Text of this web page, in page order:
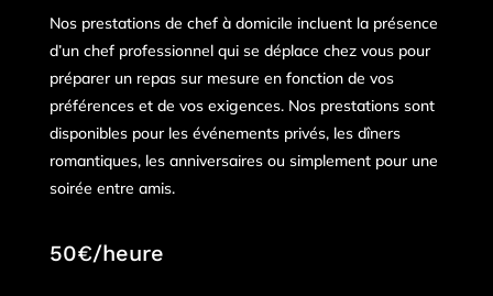
Nos prestations de chef à domicile incluent la présence
d’un chef professionnel qui se déplace chez vous pour
préparer un repas sur mesure en fonction de vos
préférences et de vos exigences. Nos prestations sont
disponibles pour les événements privés, les dîners
romantiques, les anniversaires ou simplement pour une
soirée entre amis.
50€/heure